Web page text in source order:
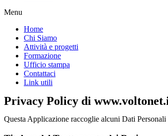
Menu
Home
Chi Siamo
Attività e progetti
Formazione
Ufficio stampa
Contattaci
Link utili
Privacy Policy di
Questa Applicazione raccoglie alcuni Dati